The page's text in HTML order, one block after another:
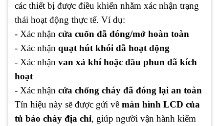
các thiết bị được điều khiển nhằm xác nhận trạng
thái hoạt động thực tế. Ví dụ:
- Xác nhận cửa cuốn đã đóng/mở hoàn toàn
- Xác nhận quạt hút khói đã hoạt động
- Xác nhận van xả khí hoặc đầu phun đã kích
hoạt
- Xác nhận cửa chống cháy đã đóng lại an toàn
Tín hiệu này sẽ được gửi về màn hình LCD của
tủ báo cháy địa chỉ, giúp người vận hành kiểm